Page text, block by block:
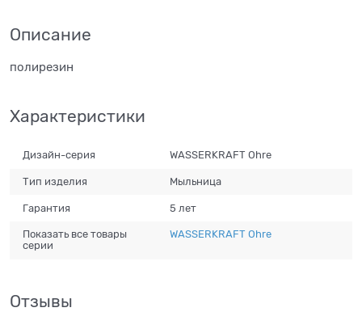
Описание
полирезин
Характеристики
Дизайн-серия WASSERKRAFT Ohre
Тип изделия Мыльница
Гарантия 5 лет
Показать все товары
серии
WASSERKRAFT Ohre
Отзывы